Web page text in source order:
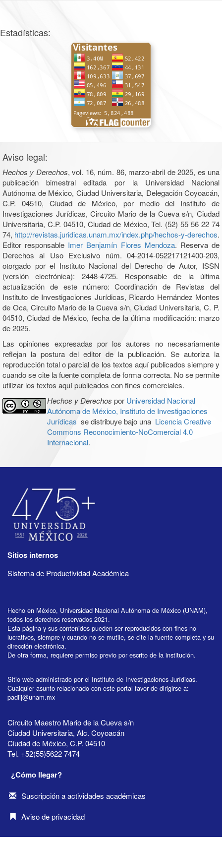
Estadísticas:
Aviso legal:
Hechos y Derechos, vol. 16, núm. 86, marzo-abril de 2025, es una
publicación bimestral editada por la Universidad Nacional
Autónoma de México, Ciudad Universitaria, Delegación Coyoacán,
C.P. 04510, Ciudad de México, por medio del Instituto de
Investigaciones Jurídicas, Circuito Mario de la Cueva s/n, Ciudad
Universitaria, C.P. 04510, Ciudad de México, Tel. (52) 55 56 22 74
74, http://revistas.juridicas.unam.mx/index.php/hechos-y-derechos.
Editor responsable Imer Benjamín Flores Mendoza. Reserva de
Derechos al Uso Exclusivo núm. 04-2014-052217121400-203,
otorgado por el Instituto Nacional del Derecho de Autor, ISSN
(versión electrónica): 2448-4725. Responsable de la última
actualización de este número: Coordinación de Revistas del
Instituto de Investigaciones Jurídicas, Ricardo Hernández Montes
de Oca, Circuito Mario de la Cueva s/n, Ciudad Universitaria, C. P.
04510, Ciudad de México, fecha de la última modificación: marzo
de 2025.
Las opiniones expresadas por los autores no necesariamente
reflejan la postura del editor de la publicación. Se autoriza la
reproducción total o parcial de los textos aquí publicados siempre y
cuando se cite la fuente completa de forma correcta. No se permite
utilizar los textos aquí publicados con fines comerciales.
Hechos y Derechos por Universidad Nacional
Autónoma de México, Instituto de Investigaciones
Jurídicas se distribuye bajo una Licencia Creative
Commons Reconocimiento-NoComercial 4.0
Internacional.
Sitios internos
Sistema de Productividad Académica
Hecho en México, Universidad Nacional Autónoma de México (UNAM),
todos los derechos reservados 2021.
Esta página y sus contenidos pueden ser reproducidos con fines no
lucrativos, siempre y cuando no se mutile, se cite la fuente completa y su
dirección electrónica.
De otra forma, requiere permiso previo por escrito de la institución.
Sitio web administrado por el Instituto de Investigaciones Jurídicas.
Cualquier asunto relacionado con este portal favor de dirigirse a:
padiij@unam.mx
Circuito Maestro Mario de la Cueva s/n
Ciudad Universitaria, Alc. Coyoacán
Ciudad de México, C.P. 04510
Tel. +52(55)5622 7474
¿Cómo llegar?
Suscripción a actividades académicas
Aviso de privacidad